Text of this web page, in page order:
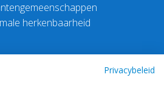
herkenbaarheid
Privacybeleid